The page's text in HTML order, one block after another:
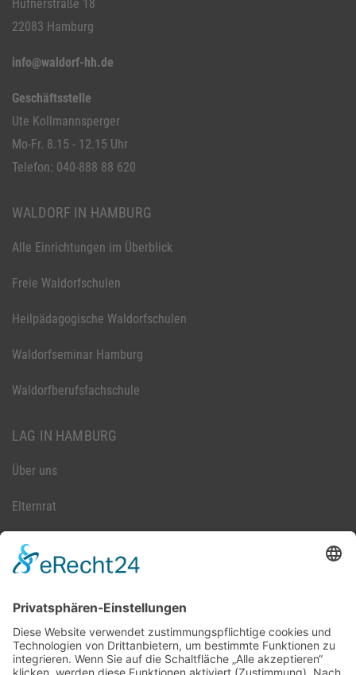
Hufnerstraße 18
22083 Hamburg
info@waldorf-hh.de
Geschäftsstelle
Ute Kollmannsperger
Mo-Fr. 8.15 - 12.15 Uhr
Telefon: 040-888 88 620
WALDORF IN HAMBURG
Alle Einrichtungen im Überblick
Freie Waldorfschulen
Heilpädagogische Waldorfschulen
Waldorfseminar Hamburg
Waldorfberufsfachschule
LAG IN HAMBURG
Über uns
Elternrat
Satzung
Datenschutzerklärung
Sitemap